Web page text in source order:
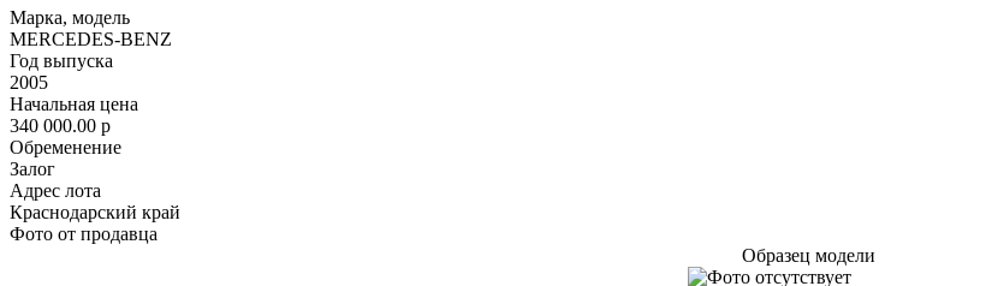
Марка, модель
MERCEDES-BENZ
Год выпуска
2005
Начальная цена
340 000.00 p
Обременение
Залог
Адрес лота
Краснодарский край
Фото от продавца
Образец модели